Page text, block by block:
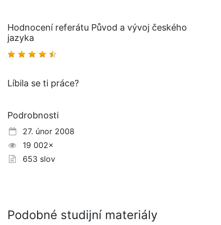
Hodnocení referátu Původ a vývoj českého
jazyka
Líbila se ti práce?
Podrobnosti
27. únor 2008
19 002×
653 slov
Podobné studijní materiály